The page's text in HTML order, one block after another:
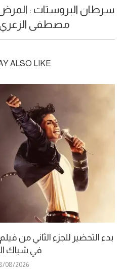
سرطان البروستات : المرض
مصطفى الزعري
ALSO LIKE
بدء التحضير للجزء الثاني من
في شباك
08/2026